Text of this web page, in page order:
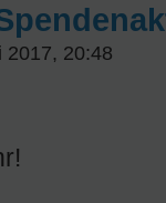
2017, 20:48